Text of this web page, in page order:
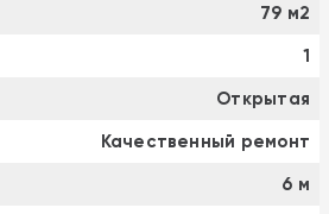
79 м2
1
Открытая
Качественный ремонт
6 м